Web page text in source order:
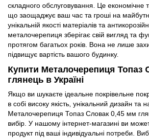
складного обслуговування. Це економічне
що заощаджує ваш час та гроші на
унікальній якості матеріалів та
металочерепиця зберігає свій вигляд та
протягом багатьох років. Вона не лише
підвищує вартість вашого будинку.
Купити Металочерепиця Топаз
глянець в Україні
Якщо ви шукаєте ідеальне покрівельне
в собі високу якість, унікальний дизайн та
Металочерепиця Топаз Словак 0,45 мм
вибір. У нашому інтернет-магазині ви
продукт під ваші індивідуальні потреби.